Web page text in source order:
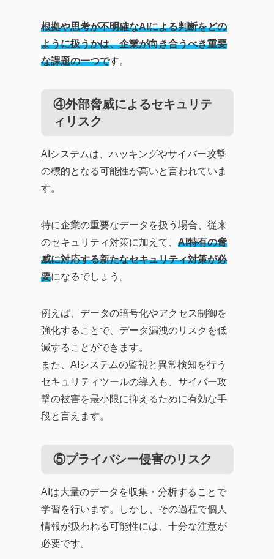
根拠や思考が不明確なAIによる判断をどの
ように扱うかは、企業が向き合うべき重要
な課題の一つです。
④外部脅威によるセキュリテ
ィリスク
AIシステムは、ハッキングやサイバー攻撃
の標的となる可能性が高いと言われていま
す。
特に企業の重要なデータを扱う場合、従来
のセキュリティ対策に加えて、 AI特有の脅
威に対応する新たなセキュリティ対策が必
要になるでしょう。
例えば、データの暗号化やアクセス制御を
強化することで、データ漏洩のリスクを低
減することができます。
また、AIシステムの監視と異常検知を行う
セキュリティツールの導入も、サイバー攻
撃の被害を最小限に抑えるために有効な手
段と言えます。
⑤プライバシー侵害のリスク
AIは大量のデータを収集・分析することで
学習を行います。しかし、その過程で個人
情報が扱われる可能性には、十分な注意が
必要です。